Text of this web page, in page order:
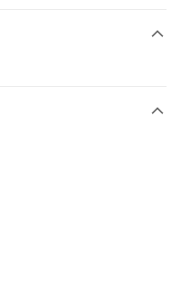
的支付方式。 讓您購物簡單
完成結帳。
中的連結，可透過四大超商／
為交易完成。
視為有效，需透過AFTEE先享